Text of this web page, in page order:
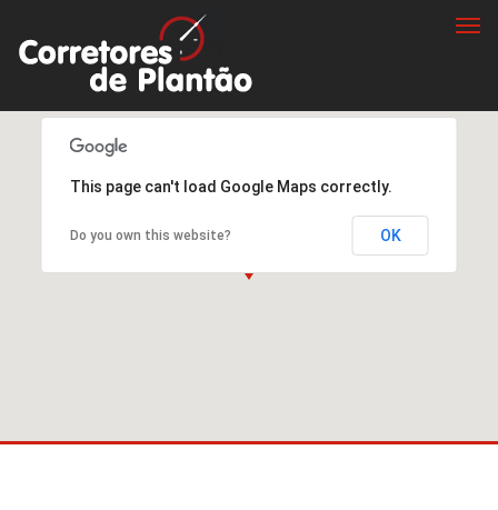
This page can't load Google Maps correctly.
Do you own this website? OK